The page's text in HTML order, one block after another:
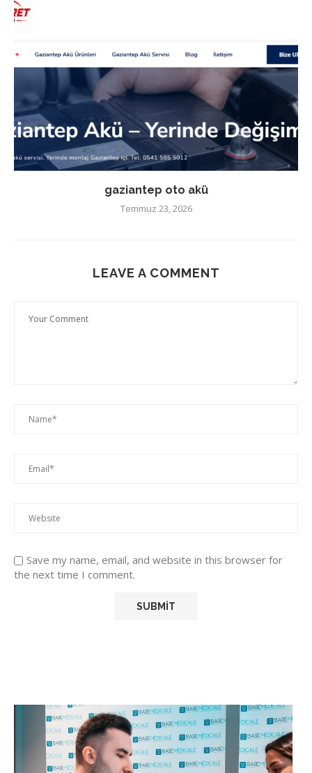
gaziantep oto akü
Temmuz 23, 2026
LEAVE A COMMENT
Save my name, email, and website in this browser for
the next time I comment.